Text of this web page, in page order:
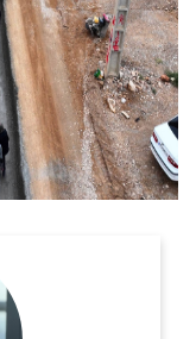
روزنامه نگار،